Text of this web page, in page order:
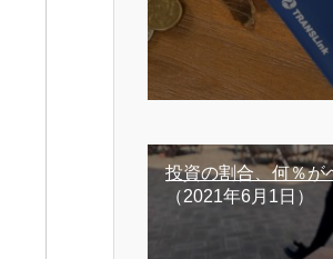
投資の割合、何％が
（2021年6月1日）